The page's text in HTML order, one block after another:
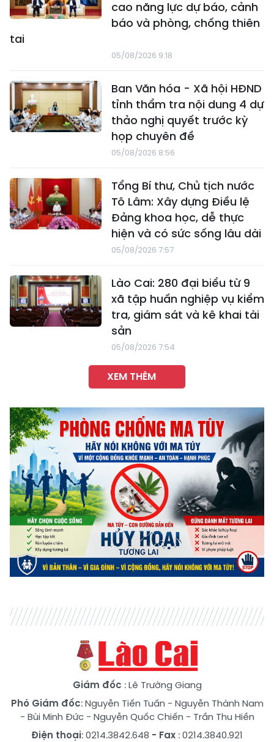
cao năng lực dự báo, cảnh
báo và phòng, chống thiên
tai
05/08/2026 9:18
Ban Văn hóa - Xã hội HĐND
tỉnh thẩm tra nội dung 4 dự
thảo nghị quyết trước kỳ
họp chuyên đề
05/08/2026 8:56
Tổng Bí thư, Chủ tịch nước
Tô Lâm: Xây dựng Điều lệ
Đảng khoa học, dễ thực
hiện và có sức sống lâu dài
05/08/2026 7:57
Lào Cai: 280 đại biểu từ 9
xã tập huấn nghiệp vụ kiểm
tra, giám sát và kê khai tài
sản
05/08/2026 7:54
XEM THÊM
Giám đốc : Lê Trường Giang
Phó Giám đốc:Nguyễn Tiến Tuấn - Nguyễn Thành Nam
- Bùi Minh Đức- Nguyễn Quốc Chiến - Trần Thu Hiền
Điện thoại: 0214.3842.648 - Fax : 0214.3840.921